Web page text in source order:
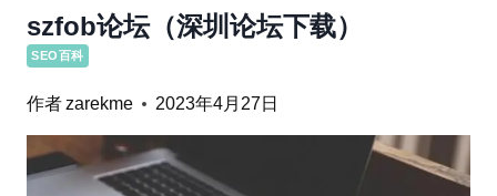
szfob论坛（深圳论坛下载）
SEO百科
作者zarekme 2023年4月27日